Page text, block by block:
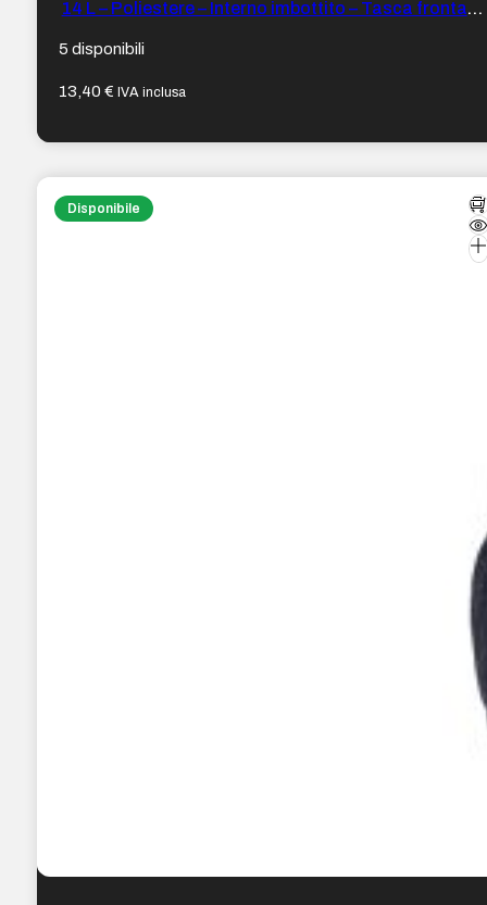
14 L – Poliestere – Interno imbottito – Tasca frontale
5 disponibili
13,40€ IVA inclusa
Disponibile